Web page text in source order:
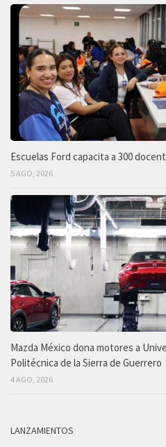
Escuelas Ford capacita a 300
5 AGO, 2026
Mazda México dona motores a
Politécnica de la Sierra de Guerrero
4 AGO, 2026
LANZAMIENTOS